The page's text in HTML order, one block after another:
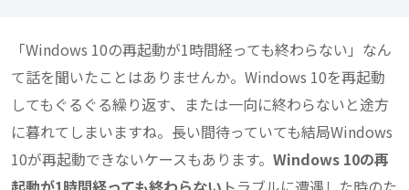
「Windows 10の再起動が1時間経っても終わらない」なん
て話を聞いたことはありませんか。Windows 10を再起動
してもぐるぐる繰り返す、または一向に終わらないと途方
に暮れてしまいますね。長い間待っていても結局Windows
10が再起動できないケースもあります。 Windows 10の再